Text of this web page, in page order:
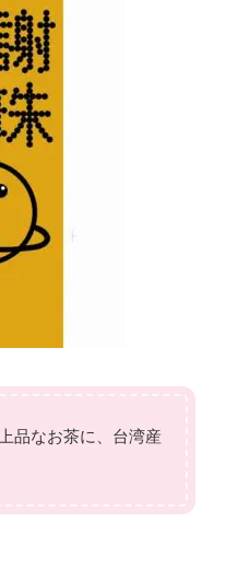
品なお茶に、台湾産